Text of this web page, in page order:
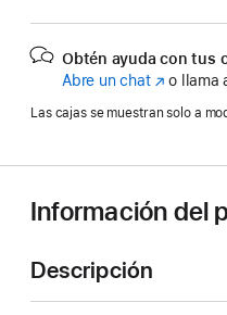
Obtén ayuda con tus
Abre un chat(Se
abre
ventana
o llama
Las cajas se muestran solo a
Información del
Descripción